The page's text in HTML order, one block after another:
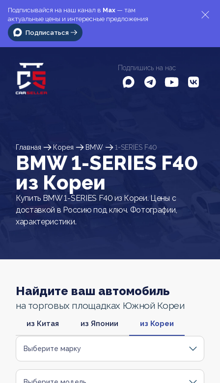
Подписывайся на наш канал в Max — там
актуальные цены и интересные предложения
Подписаться
Подпишись на нас
Главная Корея BMW 1-SERIES F40
BMW 1-SERIES F40
из Кореи
Купить BMW 1-SERIES F40 из Кореи. Цены с
доставкой в Россию под ключ. Фотографии,
характеристики.
Найдите ваш автомобиль
на торговых площадках Южной Кореи
из Китая из Японии из Кореи
Выберите марку